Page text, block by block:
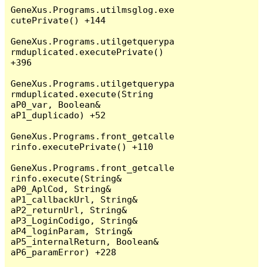
GeneXus.Programs.utilmsglog.exe
cutePrivate() +144
GeneXus.Programs.utilgetquerypa
rmduplicated.executePrivate()
+396
GeneXus.Programs.utilgetquerypa
rmduplicated.execute(String
aP0_var, Boolean&
aP1_duplicado) +52
GeneXus.Programs.front_getcalle
rinfo.executePrivate() +110
GeneXus.Programs.front_getcalle
rinfo.execute(String&
aP0_AplCod, String&
aP1_callbackUrl, String&
aP2_returnUrl, String&
aP3_LoginCodigo, String&
aP4_loginParam, String&
aP5_internalReturn, Boolean&
aP6_paramError) +228